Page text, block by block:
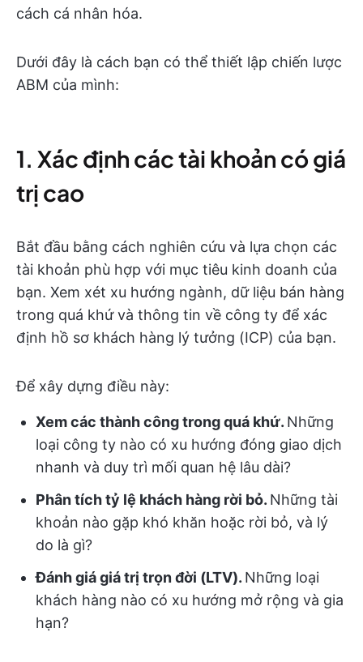
cách cá nhân hóa.
Dưới đây là cách bạn có thể thiết lập chiến lược
ABM của mình:
1. Xác định các tài khoản có giá
trị cao
Bắt đầu bằng cách nghiên cứu và lựa chọn các
tài khoản phù hợp với mục tiêu kinh doanh của
bạn. Xem xét xu hướng ngành, dữ liệu bán hàng
trong quá khứ và thông tin về công ty để xác
định hồ sơ khách hàng lý tưởng (ICP) của bạn.
Để xây dựng điều này:
Xem các thành công trong quá khứ. Những
loại công ty nào có xu hướng đóng giao dịch
nhanh và duy trì mối quan hệ lâu dài?
Phân tích tỷ lệ khách hàng rời bỏ. Những tài
khoản nào gặp khó khăn hoặc rời bỏ, và lý
do là gì?
Đánh giá giá trị trọn đời (LTV). Những loại
khách hàng nào có xu hướng mở rộng và gia
hạn?